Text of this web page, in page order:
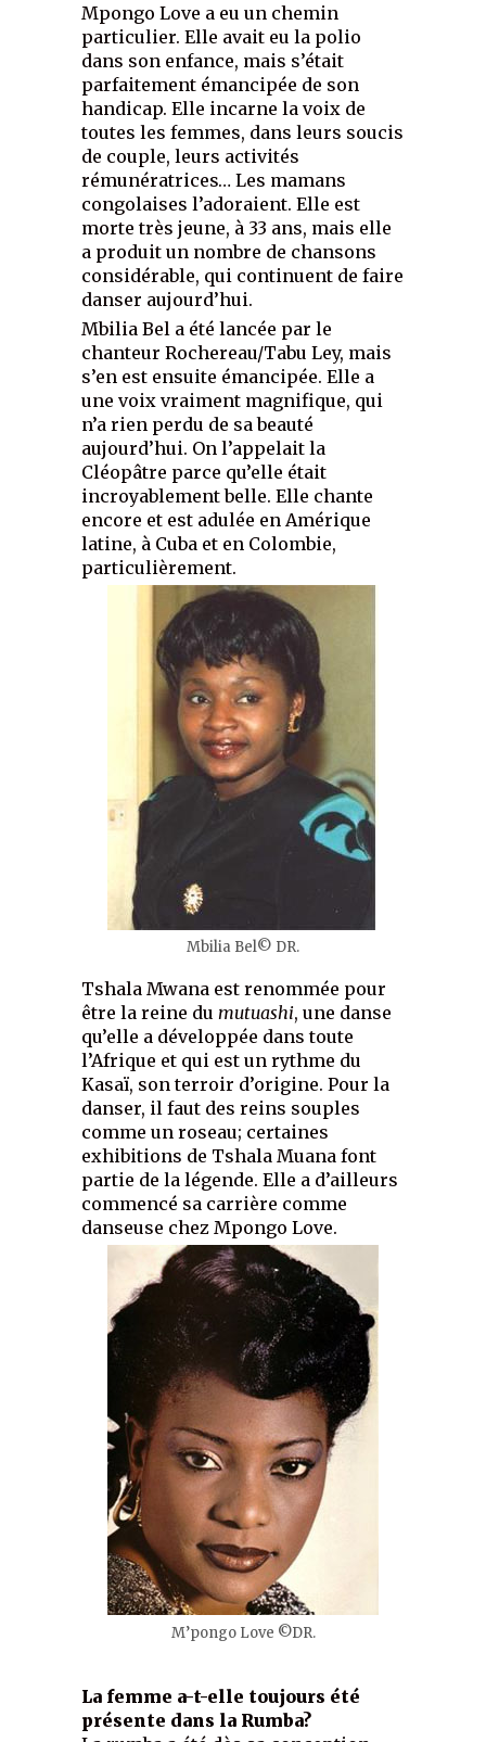
Mpongo Love a eu un chemin
particulier. Elle avait eu la polio
dans son enfance, mais s’était
parfaitement émancipée de son
handicap. Elle incarne la voix de
toutes les femmes, dans leurs soucis
de couple, leurs activités
rémunératrices… Les mamans
congolaises l’adoraient. Elle est
morte très jeune, à 33 ans, mais elle
a produit un nombre de chansons
considérable, qui continuent de faire
danser aujourd’hui.
Mbilia Bel a été lancée par le
chanteur Rochereau/Tabu Ley, mais
s’en est ensuite émancipée. Elle a
une voix vraiment magnifique, qui
n’a rien perdu de sa beauté
aujourd’hui. On l’appelait la
Cléopâtre parce qu’elle était
incroyablement belle. Elle chante
encore et est adulée en Amérique
latine, à Cuba et en Colombie,
particulièrement.
Mbilia Bel© DR.
Tshala Mwana est renommée pour
être la reine dumutuashi, une danse
qu’elle a développée dans toute
l’Afrique et qui est un rythme du
Kasaï, son terroir d’origine. Pour la
danser, il faut des reins souples
comme un roseau; certaines
exhibitions de Tshala Muana font
partie de la légende. Elle a d’ailleurs
commencé sa carrière comme
danseuse chez Mpongo Love.
M’pongo Love ©DR.
La femme a-t-elle toujours été
présente dans la Rumba?